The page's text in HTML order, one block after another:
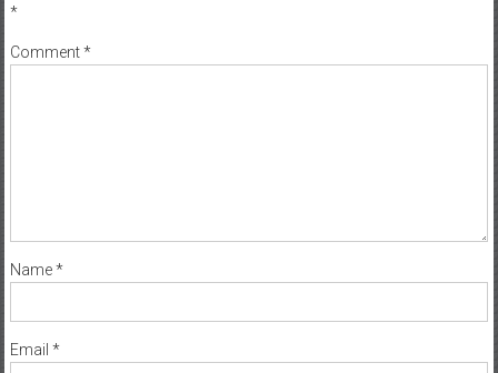
*
Comment*
Name*
Email *